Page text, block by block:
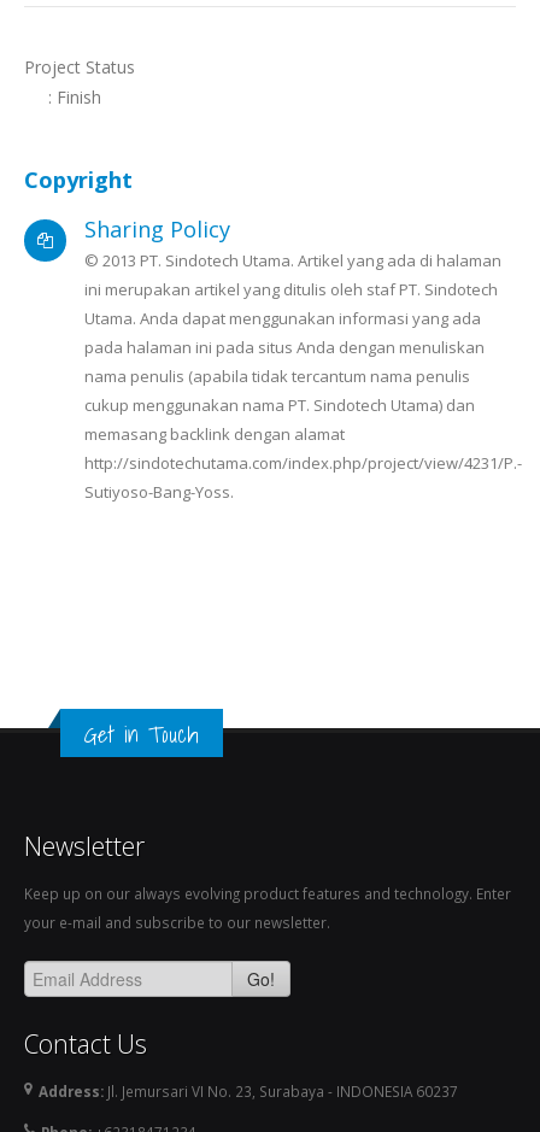
Project Status
: Finish
Copyright
Sharing Policy
© 2013 PT. Sindotech Utama. Artikel yang ada di halaman
ini merupakan artikel yang ditulis oleh staf PT. Sindotech
Utama. Anda dapat menggunakan informasi yang ada
pada halaman ini pada situs Anda dengan menuliskan
nama penulis (apabila tidak tercantum nama penulis
cukup menggunakan nama PT. Sindotech Utama) dan
memasang backlink dengan alamat
http://sindotechutama.com/index.php/project/view/4231/P.-
Sutiyoso-Bang-Yoss.
Get in Touch
Newsletter
Keep up on our always evolving product features and technology. Enter
your e-mail and subscribe to our newsletter.
Go!
Contact Us
Address: Jl. Jemursari VI No. 23, Surabaya - INDONESIA 60237